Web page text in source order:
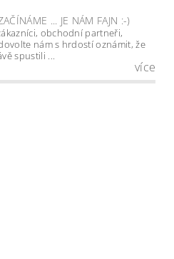
... JE NÁM FAJN :-)
obchodní partneři,
nám s hrdostí oznámit, že
spustili ...
více